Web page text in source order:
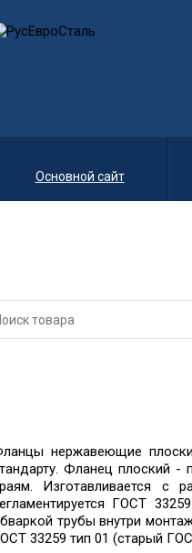
Основной сайт
нержавеющие
Фланец плоский -
Изготавливается с
ГОСТ
трубы внутри
33259 тип 01 (старый